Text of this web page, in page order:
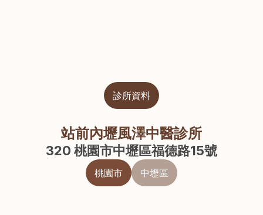
診所資料
站前內壢風澤中醫診所
320 桃園市中壢區福德路15號
桃園市 中壢區